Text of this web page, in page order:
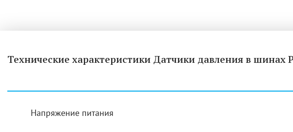
Технические характеристики Датчики давления в шинах
Напряжение питания